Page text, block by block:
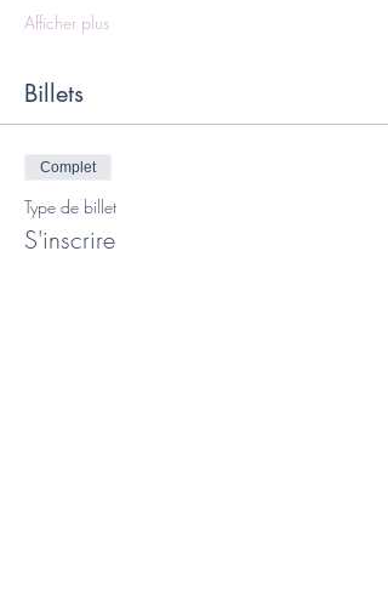
Afficher plus
Billets
Complet
Type de billet
S'inscrire